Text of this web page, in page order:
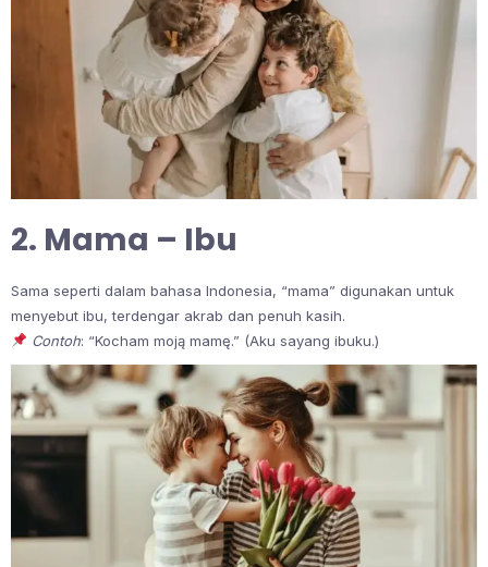
2. Mama – Ibu
Sama seperti dalam bahasa Indonesia, “mama” digunakan untuk
menyebut ibu, terdengar akrab dan penuh kasih.
Contoh: “Kocham moją mamę.” (Aku sayang ibuku.)